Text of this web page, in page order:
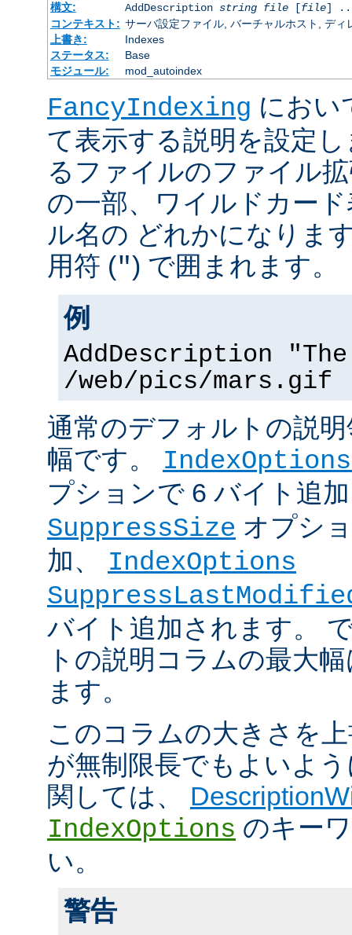
構文:
AddDescription string file[file]
コンテキスト: サーバ設定ファイル, バーチャルホスト, ディ
上書き:
Indexes
ステータス:
Base
モジュール:
mod_autoindex
FancyIndexing におい
て表示する説明を設定
るファイルのファイル
の一部、ワイルドカー
ル名の どれかになりま
用符 (") で囲まれます。
例
AddDescription
/web/pics/mars.gif
通常のデフォルトの説
幅です。
プションで 6 バイト追
SuppressSize オプシ
加、 IndexOptions
バイト追加されます。
トの説明コラムの最大
ます。
このコラムの大きさを
が無制限長でもよいよ
関しては、
IndexOptions のキー
い。
警告